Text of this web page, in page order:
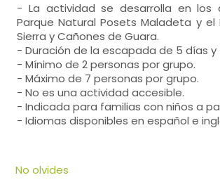
- La actividad se desarrolla en los
Parque Natural Posets Maladeta y el
Sierra y Cañones de Guara.
- Duración de la escapada de 5 días y
- Mínimo de 2 personas por grupo.
- Máximo de 7 personas por grupo.
- No es una actividad accesible.
- Indicada para familias con niños a
- Idiomas disponibles en español e
No olvides